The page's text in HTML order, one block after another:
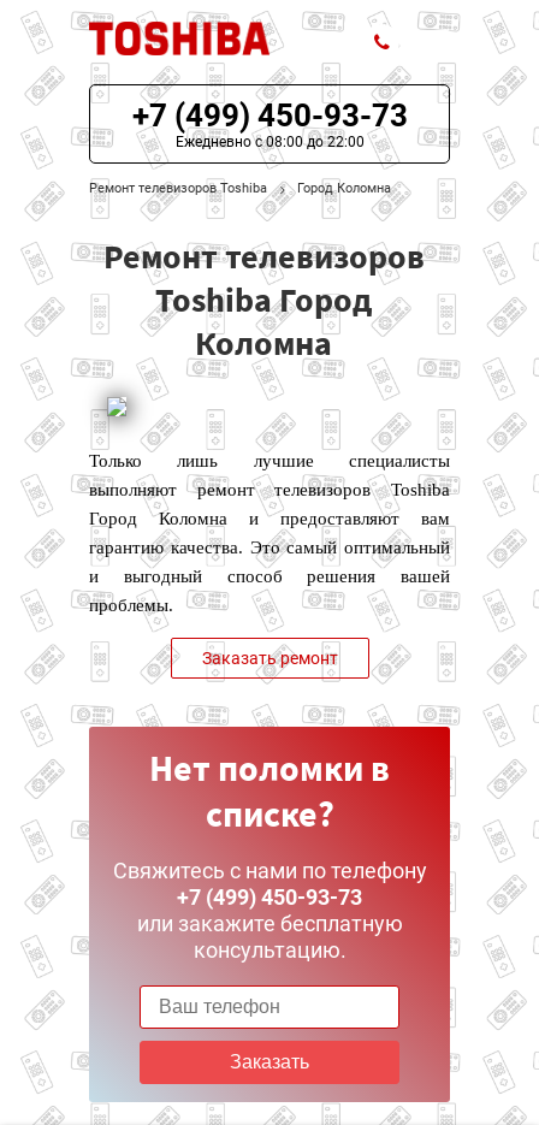
ЦЕНЫ НА РЕМОНТ
О СЕРВИСЕ
МОДЕЛИ TOSHIBA
НАШИ КОНТАКТЫ
+7 (499) 450-93-73
Ежедневно с 08:00 до 22:00
Ремонт телевизоров Toshiba Город Коломна
Ремонт телевизоров
Toshiba Город
Коломна
Только лишь лучшие специалисты
выполняют ремонт телевизоров Toshiba
Город Коломна и предоставляют вам
гарантию качества. Это самый оптимальный
и выгодный способ решения вашей
проблемы.
Заказать ремонт
Нет поломки в
списке?
Свяжитесь с нами по телефону
+7 (499) 450-93-73
или закажите бесплатную
консультацию.
Заказать